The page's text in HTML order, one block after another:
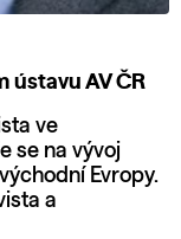
ústavu AV ČR
ve
se na vývoj
Evropy.
a